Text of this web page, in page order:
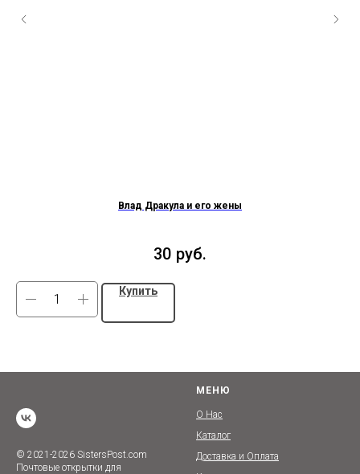
Влад Дракула и его жены
30 руб.
Купить
© 2021-2026 SistersPost.com
Почтовые открытки для
МЕНЮ
О Нас
Каталог
Доставка и Оплата